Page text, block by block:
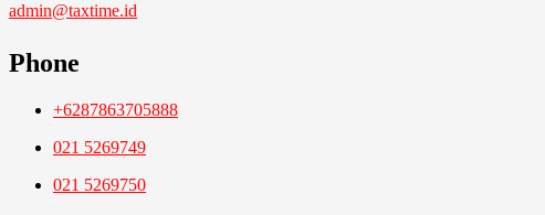
admin@taxtime.id
Phone
+6287863705888
021 5269749
021 5269750